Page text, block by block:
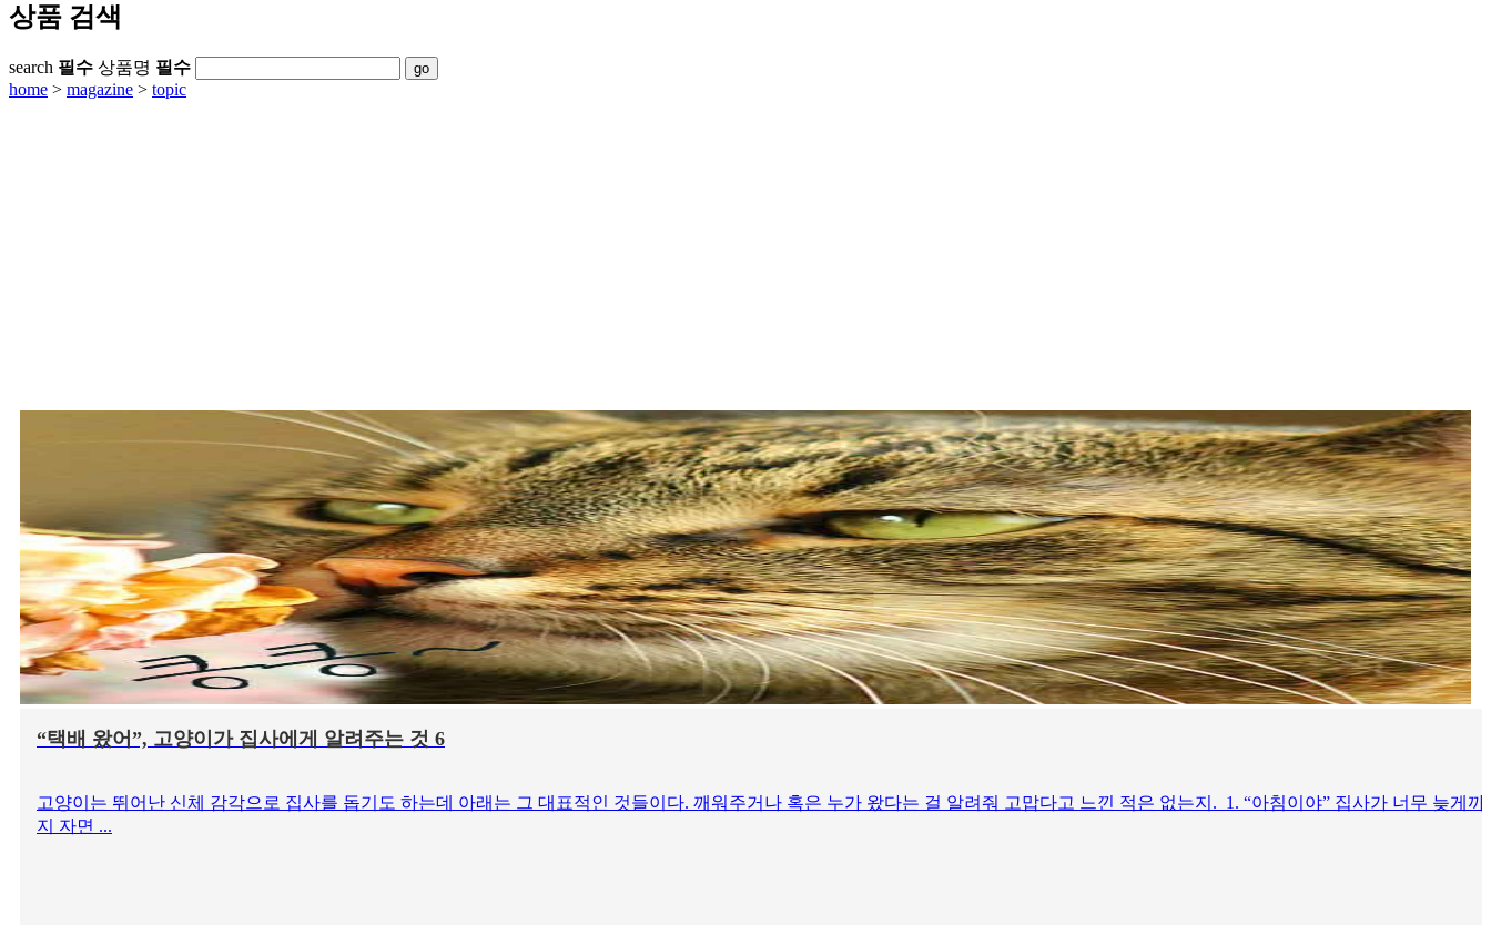
상품 검색
search 필수 상품명 필수
home > magazine > topic
“택배 왔어”, 고양이가 집사에게 알려주는 것 6
고양이는 뛰어난 신체 감각으로 집사를 돕기도 하는데 아래는 그 대표적인 것들이다. 깨워주거나 혹은 누가 왔다는 걸 알려줘 고맙다고 느낀 적은 없는지. 1. “아침이야” 집사가 너무 늦게까
지 자면 ...